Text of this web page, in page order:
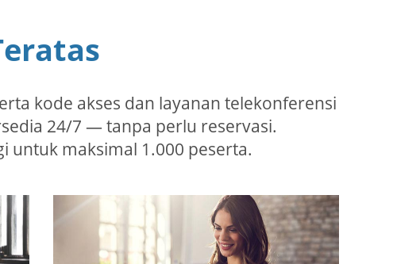
kode akses dan layanan telekonferensi
24/7 — tanpa perlu reservasi.
untuk maksimal 1.000 peserta.